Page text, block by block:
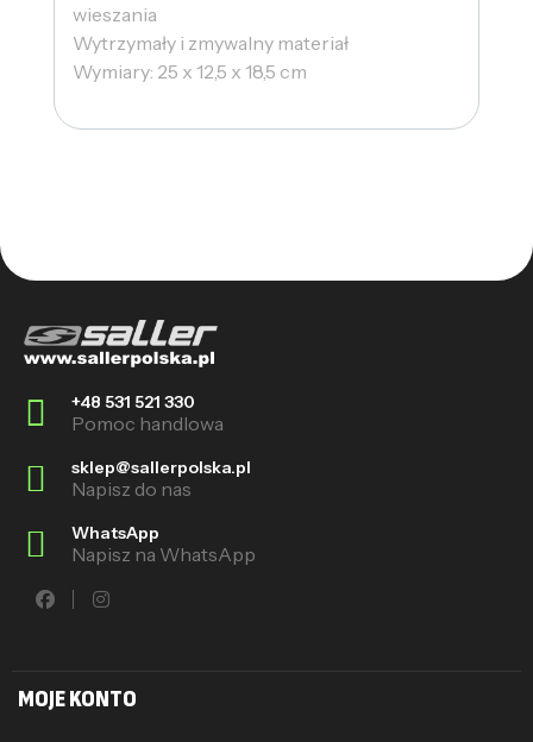
wieszania
Wytrzymały i zmywalny materiał
Wymiary: 25 x 12,5 x 18,5 cm
+48 531 521 330
Pomoc handlowa
sklep@sallerpolska.pl
Napisz do nas
WhatsApp
Napisz na WhatsApp
MOJE KONTO